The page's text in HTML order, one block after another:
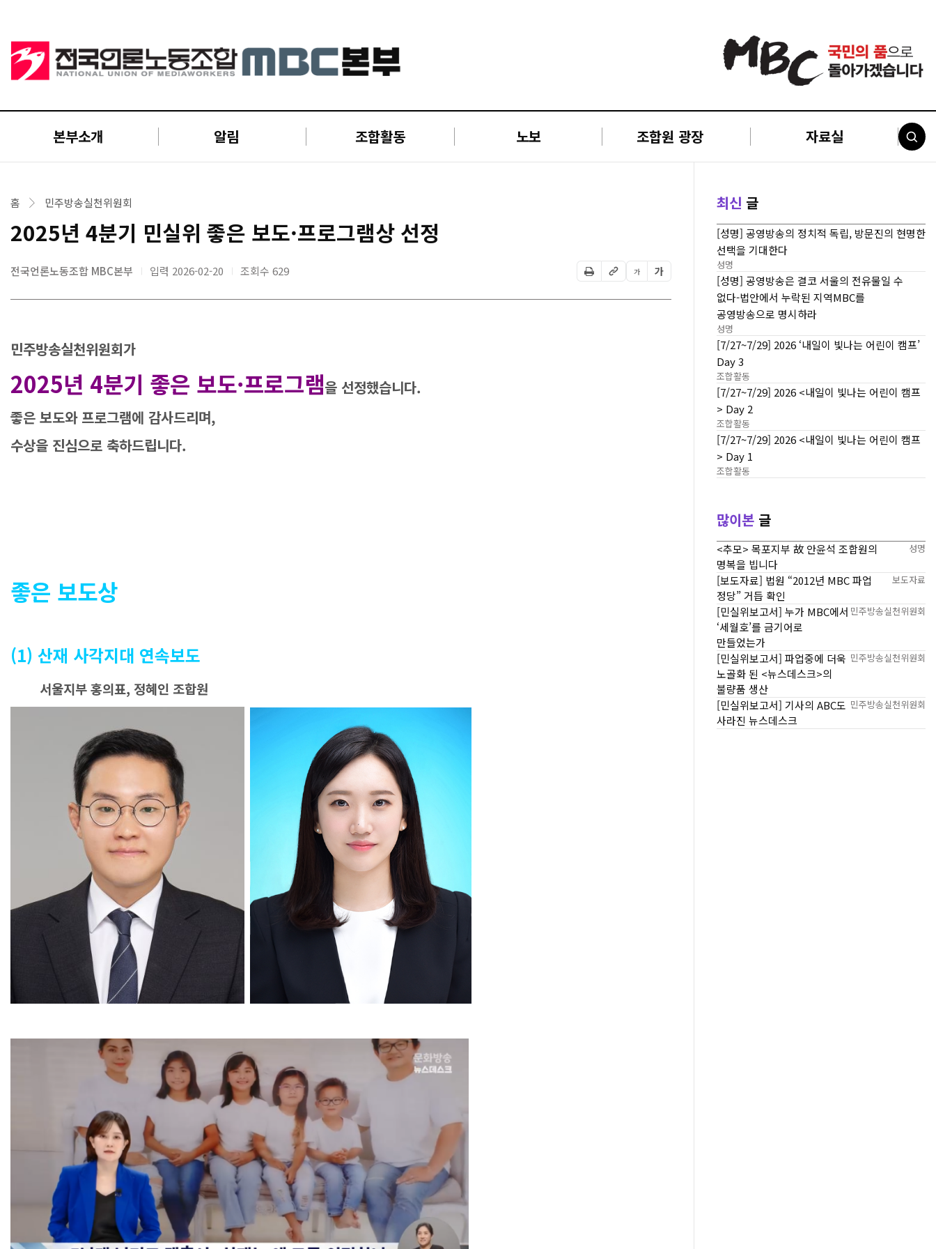
본부소개 알림 조합활동 노보 조합원 광장 자료실
홈 민주방송실천위원회
2025년 4분기 민실위 좋은 보도·프로그램상 선정
전국언론노동조합 MBC본부 입력 2026-02-20 조회수 629 가 가
민주방송실천위원회가
2025년 4분기 좋은 보도·프로그램을 선정했습니다.
좋은 보도와 프로그램에 감사드리며,
수상을 진심으로 축하드립니다.
좋은 보도상
(1) 산재 사각지대 연속보도
서울지부 홍의표, 정혜인 조합원
최신 글
[성명] 공영방송의 정치적 독립, 방문진의 현명한
선택을 기대한다
성명
[성명] 공영방송은 결코 서울의 전유물일 수
없다-법안에서 누락된 지역MBC를
공영방송으로 명시하라
성명
[7/27~7/29] 2026 ‘내일이 빛나는 어린이 캠프’
Day 3
조합활동
[7/27~7/29] 2026 <내일이 빛나는 어린이 캠프
> Day 2
조합활동
[7/27~7/29] 2026 <내일이 빛나는 어린이 캠프
> Day 1
조합활동
많이본 글
<추모> 목포지부 故 안윤석 조합원의
명복을 빕니다
성명
[보도자료] 법원 “2012년 MBC 파업
정당” 거듭 확인
보도자료
[민실위보고서] 누가 MBC에서
‘세월호’를 금기어로
만들었는가
민주방송실천위원회
[민실위보고서] 파업중에 더욱
노골화 된 <뉴스데스크>의
불량품 생산
민주방송실천위원회
[민실위보고서] 기사의 ABC도
사라진 뉴스데스크
민주방송실천위원회